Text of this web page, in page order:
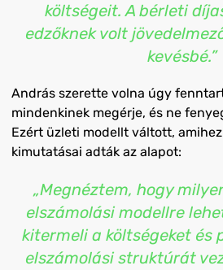
költségeit. A bérleti
edzőknek volt
kevésbé.”
András szerette volna úgy
mindenkinek megérje, és ne
Ezért üzleti modellt váltott,
kimutatásai adták az alapot:
„Megnéztem, hogy
elszámolási modellre
kitermeli a költségeket és
elszámolási struktúrát